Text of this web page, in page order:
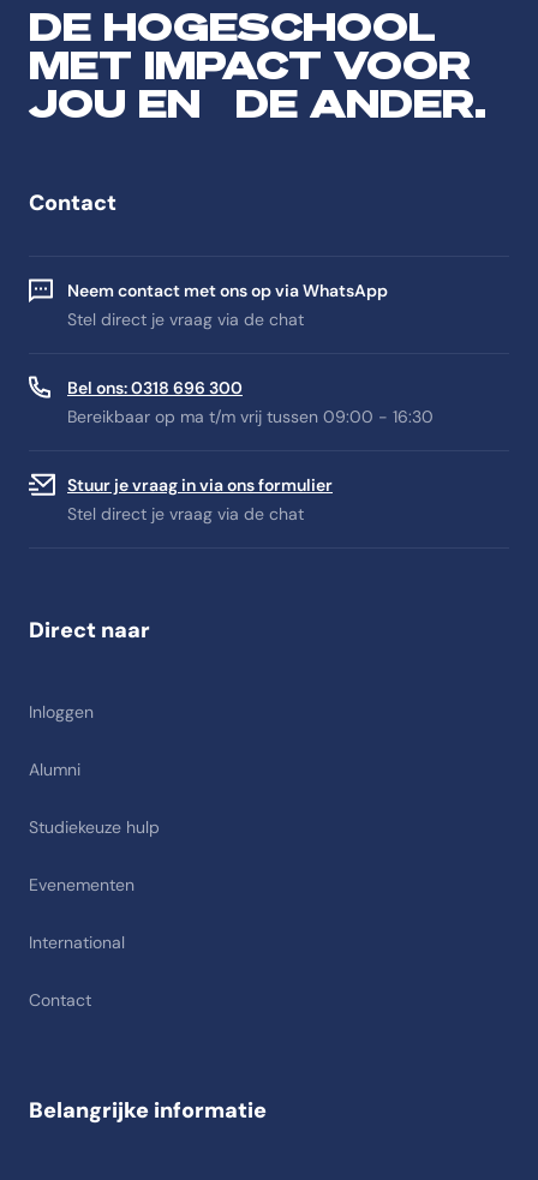
DE HOGESCHOOL
MET IMPACT VOOR
JOU EN DE ANDER.
Contact
Neem contact met ons op via WhatsApp
Stel direct je vraag via de chat
Bel ons: 0318 696 300
Bereikbaar op ma t/m vrij tussen 09:00 - 16:30
Stuur je vraag in via ons formulier
Stel direct je vraag via de chat
Direct naar
Inloggen
Alumni
Studiekeuze hulp
Evenementen
International
Contact
Belangrijke informatie